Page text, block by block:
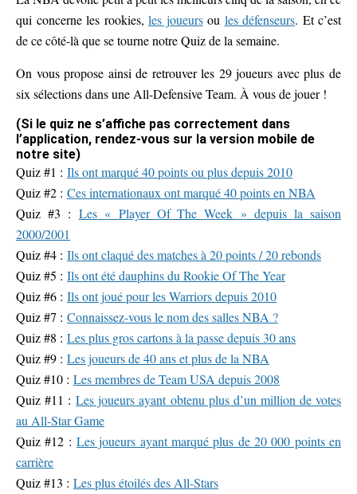
qui concerne les rookies, les joueursou les défenseurs. Et c’est
de ce côté-là que se tourne notre Quiz de la semaine.
On vous propose ainsi de retrouver les 29 joueurs avec plus de
six sélections dans une All-Defensive Team. À vous de jouer !
(Si le quiz ne s’affiche pas correctement dans
l’application, rendez-vous sur la version mobile de
notre site)
Quiz #1 : Ils ont marqué 40 points ou plus depuis 2010
Quiz #2 : Ces internationaux ont marqué 40 points en NBA
Quiz #3 : Les « Player Of The Week » depuis la saison
2000/2001
Quiz #4 : Ils ont claqué des matches à 20 points / 20 rebonds
Quiz #5 : Ils ont été dauphins du Rookie Of The Year
Quiz #6 : Ils ont joué pour les Warriors depuis 2010
Quiz #7 : Connaissez-vous le nom des salles NBA ?
Quiz #8 : Les plus gros cartons à la passe depuis 30 ans
Quiz #9 : Les joueurs de 40 ans et plus de la NBA
Quiz #10 : Les membres de Team USA depuis 2008
Quiz #11 :Les joueurs ayant obtenu plus d’un million de votes
au All-Star Game
Quiz #12 : Les joueurs ayant marqué plus de 20 000 points en
carrière
Quiz #13 : Les plus étoilés des All-Stars